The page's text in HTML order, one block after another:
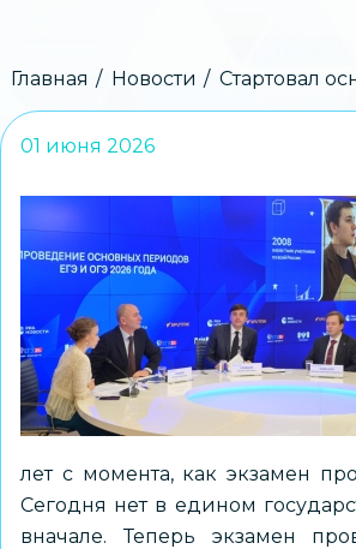
Строка
навигации
Главная Новости Стартовал
01 июня 2026
лет с момента, как экзамен
Сегодня нет в едином
вначале. Теперь экзамен